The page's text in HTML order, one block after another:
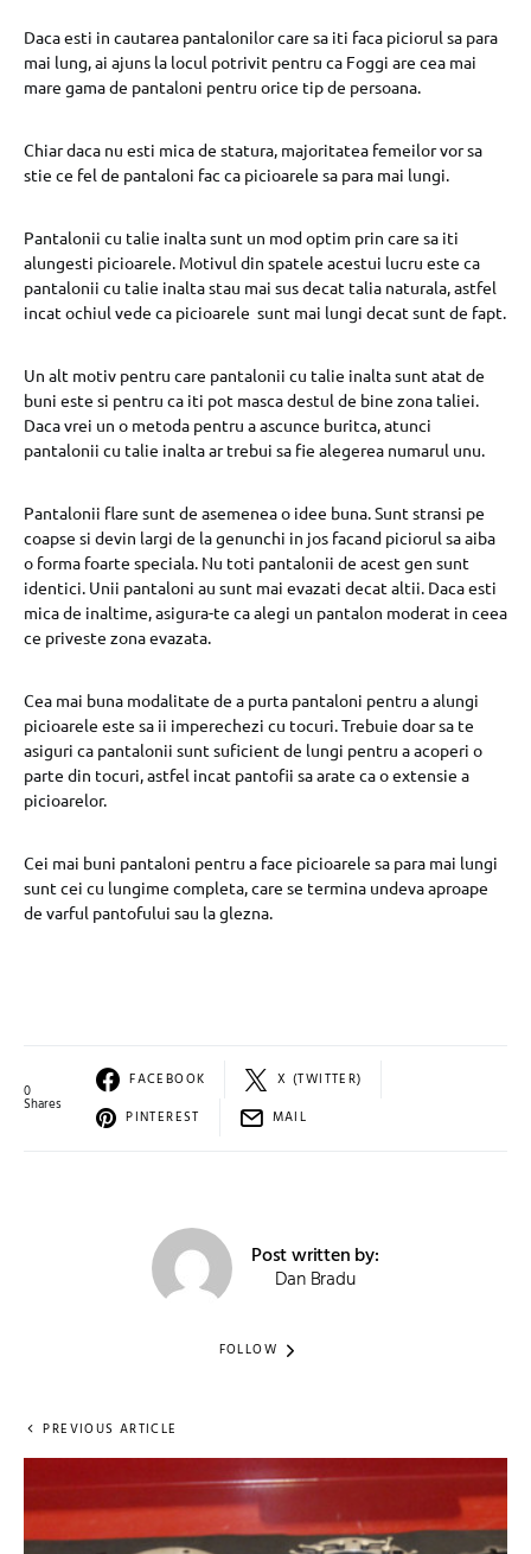
Daca esti in cautarea pantalonilor care sa iti faca piciorul sa para
mai lung, ai ajuns la locul potrivit pentru ca Foggi are cea mai
mare gama de pantaloni pentru orice tip de persoana.
Chiar daca nu esti mica de statura, majoritatea femeilor vor sa
stie ce fel de pantaloni fac ca picioarele sa para mai lungi.
Pantalonii cu talie inalta sunt un mod optim prin care sa iti
alungesti picioarele. Motivul din spatele acestui lucru este ca
pantalonii cu talie inalta stau mai sus decat talia naturala, astfel
incat ochiul vede ca picioarele sunt mai lungi decat sunt de fapt.
Un alt motiv pentru care pantalonii cu talie inalta sunt atat de
buni este si pentru ca iti pot masca destul de bine zona taliei.
Daca vrei un o metoda pentru a ascunce buritca, atunci
pantalonii cu talie inalta ar trebui sa fie alegerea numarul unu.
Pantalonii flare sunt de asemenea o idee buna. Sunt stransi pe
coapse si devin largi de la genunchi in jos facand piciorul sa aiba
o forma foarte speciala. Nu toti pantalonii de acest gen sunt
identici. Unii pantaloni au sunt mai evazati decat altii. Daca esti
mica de inaltime, asigura-te ca alegi un pantalon moderat in ceea
ce priveste zona evazata.
Cea mai buna modalitate de a purta pantaloni pentru a alungi
picioarele este sa ii imperechezi cu tocuri. Trebuie doar sa te
asiguri ca pantalonii sunt suficient de lungi pentru a acoperi o
parte din tocuri, astfel incat pantofii sa arate ca o extensie a
picioarelor.
Cei mai buni pantaloni pentru a face picioarele sa para mai lungi
sunt cei cu lungime completa, care se termina undeva aproape
de varful pantofului sau la glezna.
0
Shares
FACEBOOK
X (TWITTER)
PINTEREST
MAIL
Post written by:
Dan Bradu
FOLLOW
PREVIOUS ARTICLE